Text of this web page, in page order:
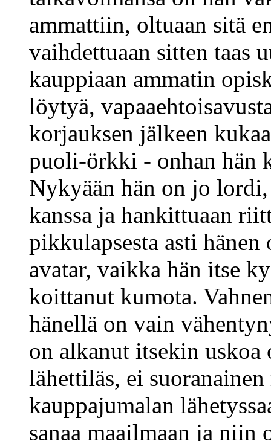
ammattiin, oltuaan sitä
vaihdettuaan sitten taas
kauppiaan ammatin
löytyä,
korjauksen jälkeen
puoli-örkki - onhan hän
Nykyään hän on jo
kanssa ja hankittuaan
pikkulapsesta asti
avatar, vaikka hän itse
koittanut kumota.
hänellä on vain
on alkanut itsekin uskoa
lähettiläs, ei
kauppajumalan
sanaa maailmaan ja niin